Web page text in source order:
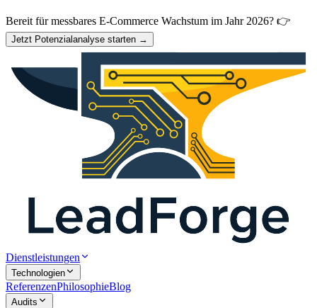
Bereit für messbares E-Commerce Wachstum im Jahr 2026? 👉
Jetzt Potenzialanalyse starten →
Dienstleistungen
Technologien
ReferenzenPhilosophieBlog
Audits